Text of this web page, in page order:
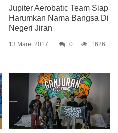
Jupiter Aerobatic Team Siap
Harumkan Nama Bangsa Di
Negeri Jiran
13 Maret 2017 0 1626